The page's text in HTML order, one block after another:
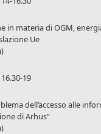
in materia di OGM,
Ue
19
dell’accesso alle
di Arhus”